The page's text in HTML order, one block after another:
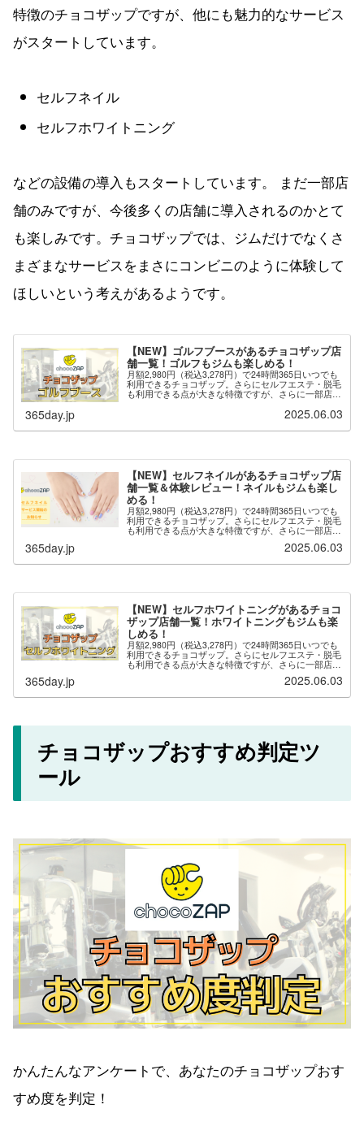
特徴のチョコザップですが、他にも魅力的なサービス
がスタートしています。
セルフネイル
セルフホワイトニング
などの設備の導入もスタートしています。 まだ一部店
舗のみですが、今後多くの店舗に導入されるのかとて
も楽しみです。チョコザップでは、ジムだけでなくさ
まざまなサービスをまさにコンビニのように体験して
ほしいという考えがあるようです。
【NEW】ゴルフブースがあるチョコザップ店
舗一覧！ゴルフもジムも楽しめる！
月額2,980円（税込3,278円）で24時間365日いつでも
利用できるチョコザップ。さらにセルフエステ・脱毛
も利用できる点が大きな特徴ですが、さらに一部店舗
365day.jp 2025.06.03
【NEW】セルフネイルがあるチョコザップ店
舗一覧＆体験レビュー！ネイルもジムも楽し
める！
月額2,980円（税込3,278円）で24時間365日いつでも
利用できるチョコザップ。さらにセルフエステ・脱毛
も利用できる点が大きな特徴ですが、さらに一部店舗
365day.jp 2025.06.03
【NEW】セルフホワイトニングがあるチョコ
ザップ店舗一覧！ホワイトニングもジムも楽
しめる！
月額2,980円（税込3,278円）で24時間365日いつでも
利用できるチョコザップ。さらにセルフエステ・脱毛
も利用できる点が大きな特徴ですが、さらに一部店舗
では「セルフホワイトニング」が用意されており、自
分でホワイトニングを楽しむことがで...
365day.jp 2025.06.03
チョコザップおすすめ判定ツ
ール
かんたんなアンケートで、あなたのチョコザップおす
すめ度を判定！